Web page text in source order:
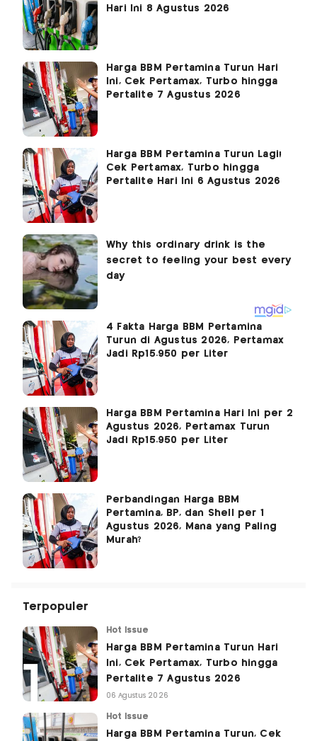
Hari Ini 8 Agustus 2026
Harga BBM Pertamina Turun Hari
Ini, Cek Pertamax, Turbo hingga
Pertalite 7 Agustus 2026
Harga BBM Pertamina Turun Lagi!
Cek Pertamax, Turbo hingga
Pertalite Hari Ini 6 Agustus 2026
4 Fakta Harga BBM Pertamina
Turun di Agustus 2026, Pertamax
Jadi Rp15.950 per Liter
Harga BBM Pertamina Hari Ini per 2
Agustus 2026, Pertamax Turun
Jadi Rp15.950 per Liter
Perbandingan Harga BBM
Pertamina, BP, dan Shell per 1
Agustus 2026, Mana yang Paling
Murah?
Terpopuler
Hot Issue
Harga BBM Pertamina Turun Hari
Ini, Cek Pertamax, Turbo hingga
Pertalite 7 Agustus 2026
06 Agustus 2026
Hot Issue
Harga BBM Pertamina Turun, Cek